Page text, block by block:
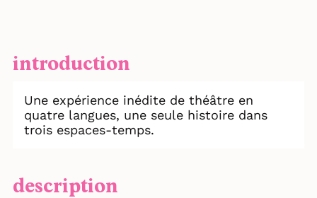
introduction
Une expérience inédite de théâtre en
quatre langues, une seule histoire dans
trois espaces-temps.
description